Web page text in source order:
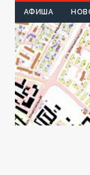
АФИША